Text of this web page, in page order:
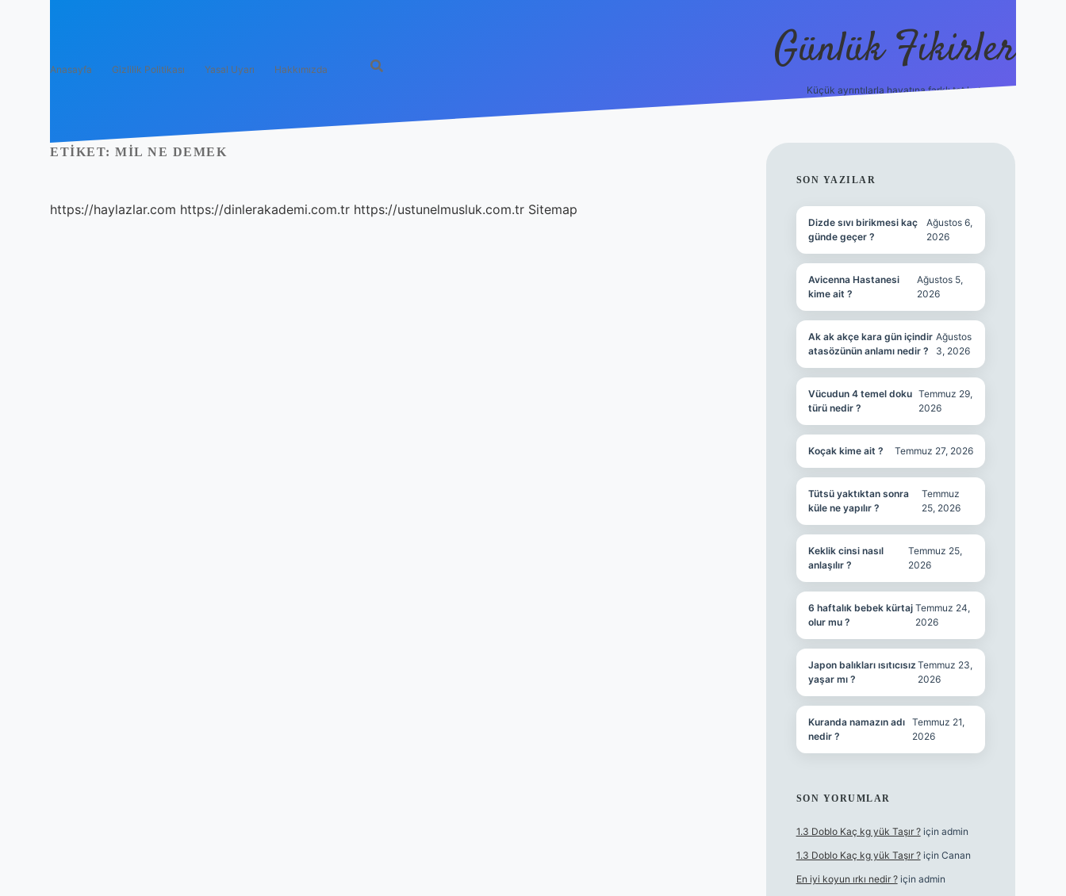
Anasayfa Gizlilik Politikası Yasal Uyarı Hakkımızda Günlük Fikirler
Küçük ayrıntılarla hayatına farklı tat kat.
ETIKET: MIL NE DEMEK
https://haylazlar.com https://dinlerakademi.com.tr https://ustunelmusluk.com.tr Sitemap
SIDEBAR
SON YAZILAR
Dizde sıvı birikmesi kaç
günde geçer ?
Ağustos 6,
2026
Avicenna Hastanesi
kime ait ?
Ağustos 5,
2026
Ak ak akçe kara gün içindir
atasözünün anlamı nedir ?
Ağustos
3, 2026
Vücudun 4 temel doku
türü nedir ?
Temmuz 29,
2026
Koçak kime ait ? Temmuz 27, 2026
Tütsü yaktıktan sonra
küle ne yapılır ?
Temmuz
25, 2026
Keklik cinsi nasıl
anlaşılır ?
Temmuz 25,
2026
6 haftalık bebek kürtaj
olur mu ?
Temmuz 24,
2026
Japon balıkları ısıtıcısız
yaşar mı ?
Temmuz 23,
2026
Kuranda namazın adı
nedir ?
Temmuz 21,
2026
SON YORUMLAR
1.3 Doblo Kaç kg yük Taşır ?için admin
1.3 Doblo Kaç kg yük Taşır ?için Canan
En iyi koyun ırkı nedir ?için admin
ilbet yeni